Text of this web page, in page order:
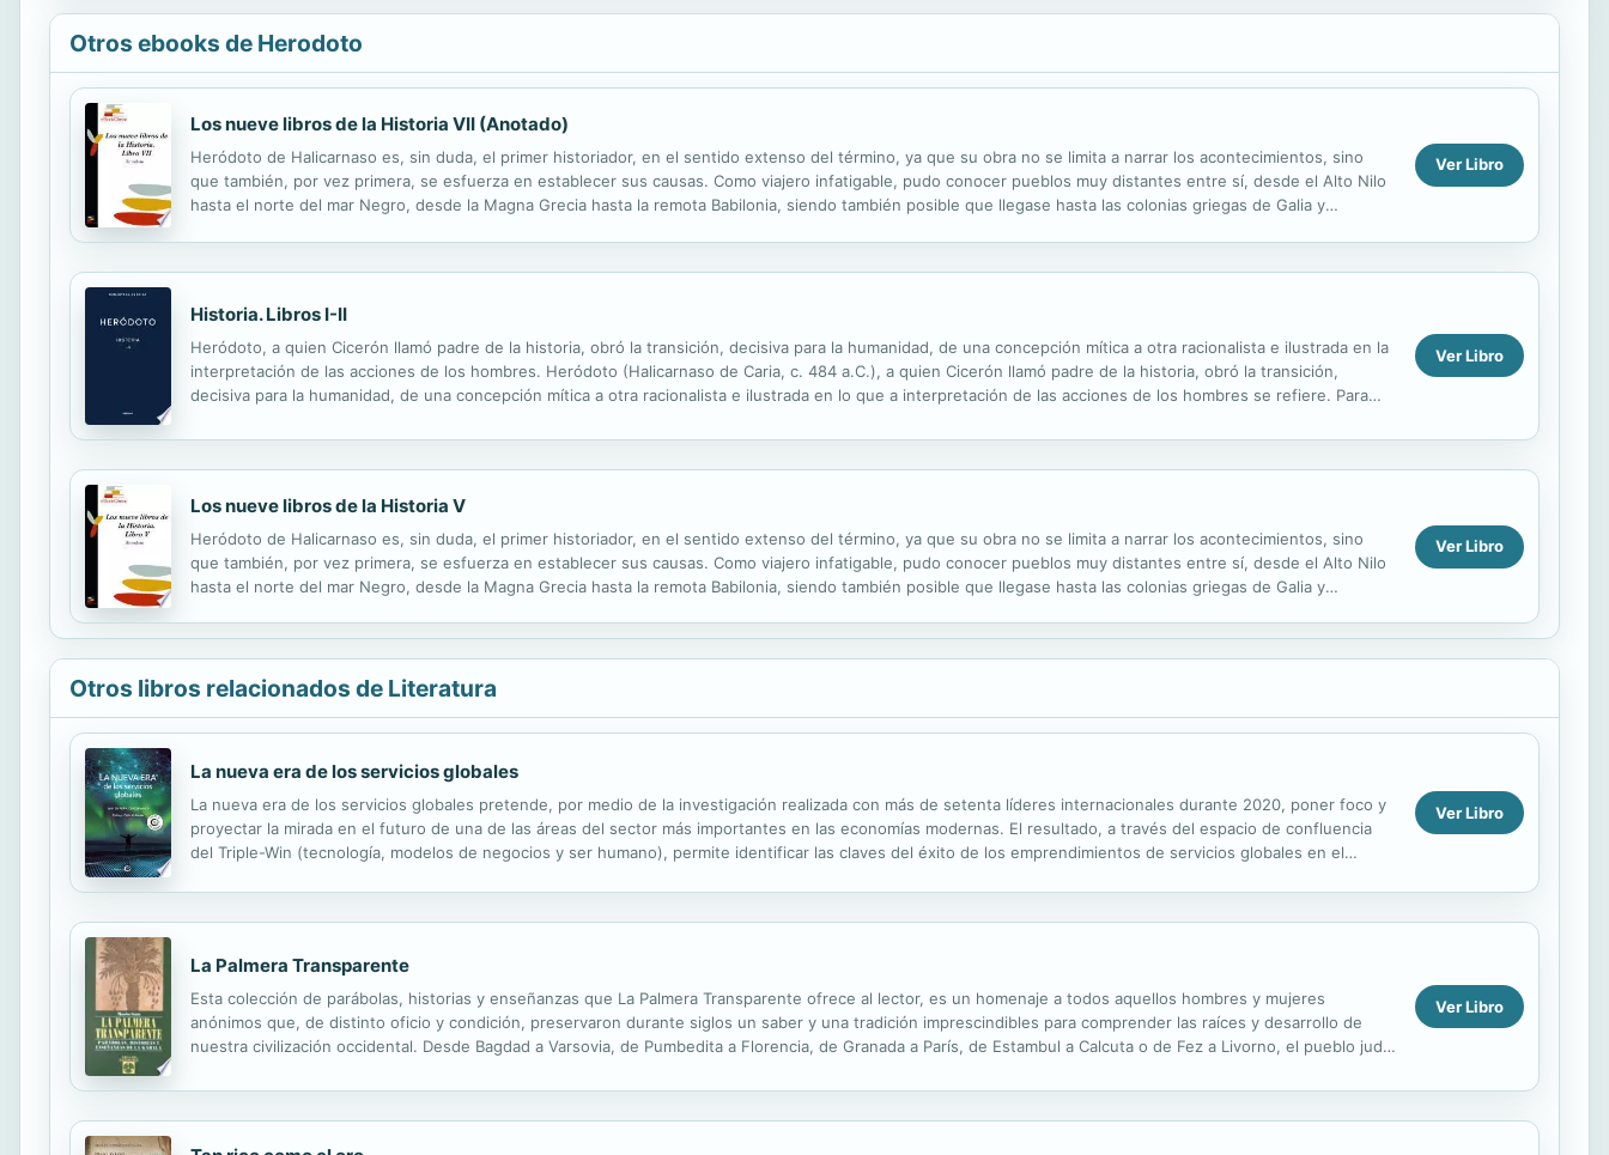
Otros ebooks de Herodoto
Los nueve libros de la Historia VII (Anotado)
Heródoto de Halicarnaso es, sin duda, el primer historiador, en el sentido extenso del término, ya que su obra no se limita a narrar los acontecimientos, sino
que también, por vez primera, se esfuerza en establecer sus causas. Como viajero infatigable, pudo conocer pueblos muy distantes entre sí, desde el Alto Nilo
hasta el norte del mar Negro, desde la Magna Grecia hasta la remota Babilonia, siendo también posible que llegase hasta las colonias griegas de Galia y
Ver Libro
Historia. Libros I-II
Heródoto, a quien Cicerón llamó padre de la historia, obró la transición, decisiva para la humanidad, de una concepción mítica a otra racionalista e ilustrada en la
interpretación de las acciones de los hombres. Heródoto (Halicarnaso de Caria, c. 484 a.C.), a quien Cicerón llamó padre de la historia, obró la transición,
decisiva para la humanidad, de una concepción mítica a otra racionalista e ilustrada en lo que a interpretación de las acciones de los hombres se refiere. Para
Ver Libro
Los nueve libros de la Historia V
Heródoto de Halicarnaso es, sin duda, el primer historiador, en el sentido extenso del término, ya que su obra no se limita a narrar los acontecimientos, sino
que también, por vez primera, se esfuerza en establecer sus causas. Como viajero infatigable, pudo conocer pueblos muy distantes entre sí, desde el Alto Nilo
hasta el norte del mar Negro, desde la Magna Grecia hasta la remota Babilonia, siendo también posible que llegase hasta las colonias griegas de Galia y
Ver Libro
Otros libros relacionados de Literatura
La nueva era de los servicios globales
La nueva era de los servicios globales pretende, por medio de la investigación realizada con más de setenta líderes internacionales durante 2020, poner foco y
proyectar la mirada en el futuro de una de las áreas del sector más importantes en las economías modernas. El resultado, a través del espacio de confluencia
del Triple-Win (tecnología, modelos de negocios y ser humano), permite identificar las claves del éxito de los emprendimientos de servicios globales en el
Ver Libro
La Palmera Transparente
Esta colección de parábolas, historias y enseñanzas que La Palmera Transparente ofrece al lector, es un homenaje a todos aquellos hombres y mujeres
anónimos que, de distinto oficio y condición, preservaron durante siglos un saber y una tradición imprescindibles para comprender las raíces y desarrollo de
nuestra civilización occidental. Desde Bagdad a Varsovia, de Pumbedita a Florencia, de Granada a París, de Estambul a Calcuta o de Fez a Livorno, el pueblo judío
Ver Libro